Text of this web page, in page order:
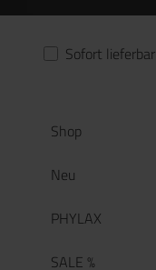
Sofort lieferbar
Shop
Neu
PHYLAX
SALE %